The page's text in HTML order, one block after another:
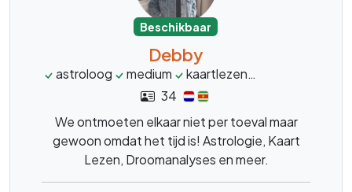
Beschikbaar
Debby
astroloog medium kaartlezen
34
We ontmoeten elkaar niet per toeval maar
gewoon omdat het tijd is! Astrologie, Kaart
Lezen, Droomanalyses en meer.